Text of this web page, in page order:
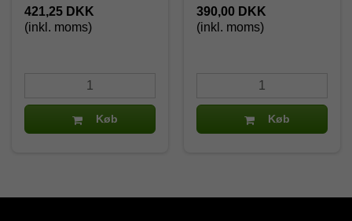
421,25 DKK
(inkl. moms)
Køb
390,00 DKK
(inkl. moms)
Køb